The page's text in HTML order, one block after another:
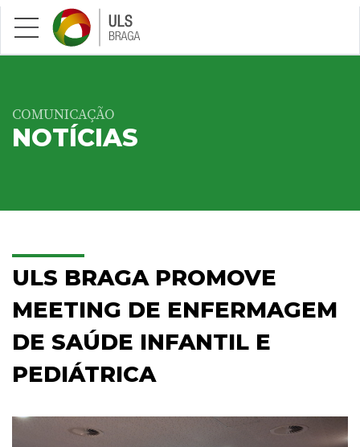
Saltar para conteúdo principal
COMUNICAÇÃO
NOTÍCIAS
ULS BRAGA PROMOVE
MEETING DE ENFERMAGEM
DE SAÚDE INFANTIL E
PEDIÁTRICA